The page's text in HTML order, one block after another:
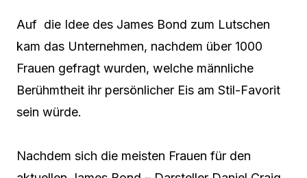
Auf die Idee des James Bond zum Lutschen
kam das Unternehmen, nachdem über 1000
Frauen gefragt wurden, welche männliche
Berühmtheit ihr persönlicher Eis am Stil-Favorit
sein würde.
Nachdem sich die meisten Frauen für den